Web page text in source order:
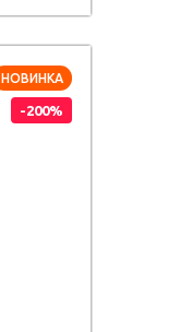
НОВИНКА
-200%